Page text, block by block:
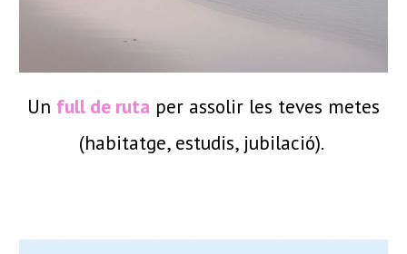
Un full de ruta per assolir les teves metes
(habitatge, estudis, jubilació).